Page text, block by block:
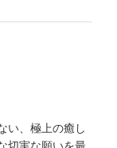
い、極上の癒し
切実な願いを最